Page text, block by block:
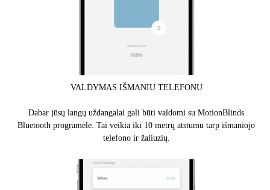
VALDYMAS IŠMANIU TELEFONU
Dabar jūsų langų uždangalai gali būti valdomi su MotionBlinds
Bluetooth programėle. Tai veikia iki 10 metrų atstumu tarp išmaniojo
telefono ir žaliuzių.